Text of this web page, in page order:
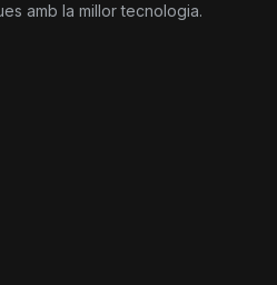
amb la millor tecnologia.